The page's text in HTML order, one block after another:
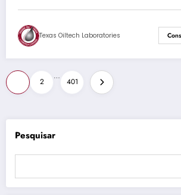
Texas Oiltech Laboratories
Paginação
de
posts
2
…
401
Pesquisar